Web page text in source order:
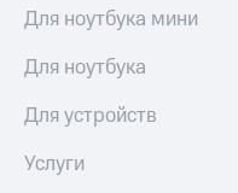
Дивиденды
Рынок
облигаций
Описание
Для ноутбука мини
Для ноутбука
Для устройств
Услуги